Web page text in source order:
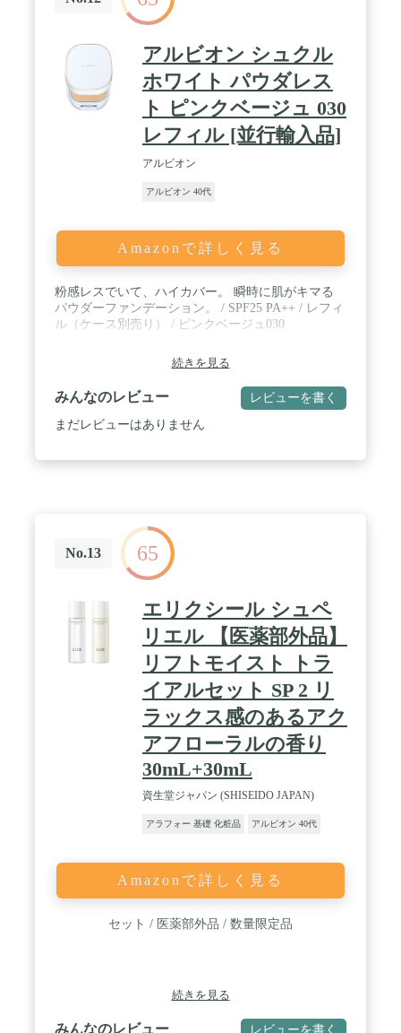
アルビオン シュクル
ホワイト パウダレス
ト ピンクベージュ 030
レフィル [並行輸入品]
アルビオン
アルビオン 40代
Amazonで詳しく見る
粉感レスでいて、ハイカバー。 瞬時に肌がキマる
パウダーファンデーション。 / SPF25 PA++ / レフィ
ル（ケース別売り） / ピンクベージュ030
続きを見る
みんなのレビュー レビューを書く
まだレビューはありません
No.13 65
エリクシール シュペ
リエル 【医薬部外品】
リフトモイスト トラ
イアルセット SP 2 リ
ラックス感のあるアク
アフローラルの香り
30mL+30mL
資生堂ジャパン (SHISEIDO JAPAN)
アラフォー 基礎 化粧品 アルビオン 40代
Amazonで詳しく見る
セット / 医薬部外品 / 数量限定品
続きを見る
みんなのレビュー レビューを書く